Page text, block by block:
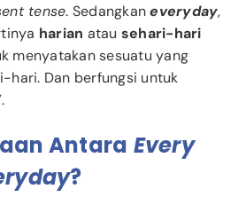
tense. Sedangkaneveryday,
harian atau sehari-hari
menyatakan sesuatu yang
hari. Dan berfungsi untuk
Antara Every
?